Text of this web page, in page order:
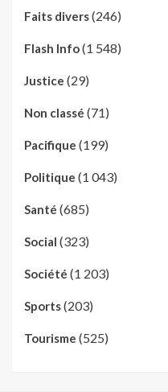
Faits divers(246)
Flash Info(1 548)
Justice (29)
Non classé (71)
Pacifique (199)
Politique (1 043)
Santé (685)
Social (323)
Société (1 203)
Sports(203)
Tourisme (525)